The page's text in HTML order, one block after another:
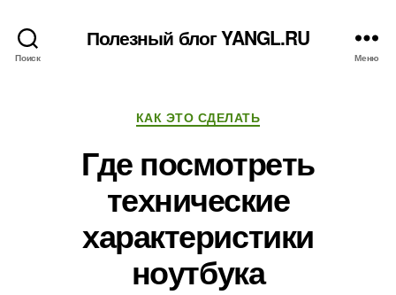
Поиск
Полезный блог YANGL.RU
Меню
Рубрики
КАК ЭТО СДЕЛАТЬ
Где посмотреть
технические
характеристики
ноутбука